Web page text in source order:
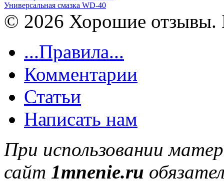
Универсальная смазка WD-40
© 2026 Хорошие отзывы.
...Правила...
Комментарии
Статьи
Написать нам
При использовании
сайт 1mnenie.ru